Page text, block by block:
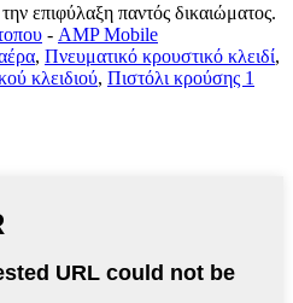
επιφύλαξη παντός δικαιώματος.
- AMP Mobile
, Πνευματικό κρουστικό κλειδί,
κλειδιού, Πιστόλι κρούσης 1